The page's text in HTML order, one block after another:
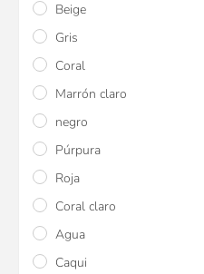
Beige
Gris
Coral
Marrón claro
negro
Púrpura
Roja
Coral claro
Agua
Caqui